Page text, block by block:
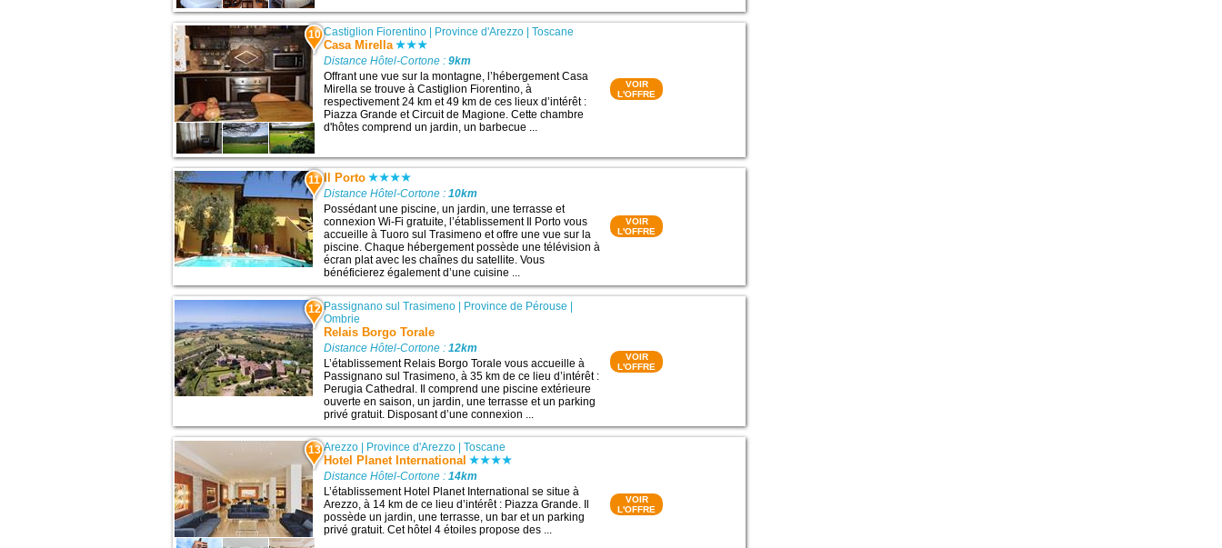
10 Castiglion Fiorentino Province d'Arezzo |Toscane
Casa Mirella
Distance Hôtel-Cortone :9km
Offrant une vue sur la montagne, l’hébergement Casa
Mirella se trouve à Castiglion Fiorentino, à
respectivement 24 km et 49 km de ces lieux d’intérêt :
Piazza Grande et Circuit de Magione. Cette chambre
d'hôtes comprend un jardin, un barbecue ...
VOIR
L'OFFRE
11 Il Porto
Distance Hôtel-Cortone :10km
Possédant une piscine, un jardin, une terrasse et
connexion Wi-Fi gratuite, l’établissement Il Porto vous
accueille à Tuoro sul Trasimeno et offre une vue sur la
piscine. Chaque hébergement possède une télévision à
écran plat avec les chaînes du satellite. Vous
bénéficierez également d’une cuisine ...
VOIR
L'OFFRE
12 Passignano sul Trasimeno | Province de Pérouse |
Ombrie
Relais Borgo Torale
Distance Hôtel-Cortone :12km
L’établissement Relais Borgo Torale vous accueille à
Passignano sul Trasimeno, à 35 km de ce lieu d’intérêt :
Perugia Cathedral. Il comprend une piscine extérieure
ouverte en saison, un jardin, une terrasse et un parking
privé gratuit. Disposant d’une connexion ...
VOIR
L'OFFRE
13 Arezzo | Province d'Arezzo |Toscane
Hotel Planet International
Distance Hôtel-Cortone :14km
L’établissement Hotel Planet International se situe à
Arezzo, à 14 km de ce lieu d’intérêt : Piazza Grande. Il
possède un jardin, une terrasse, un bar et un parking
privé gratuit. Cet hôtel 4 étoiles propose des ...
VOIR
L'OFFRE